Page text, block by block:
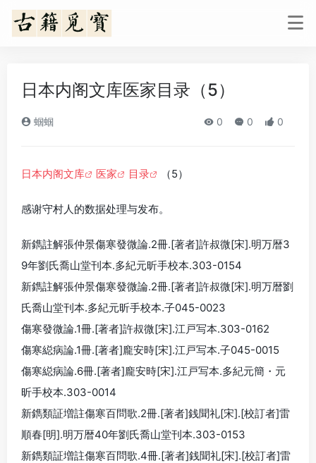
日本内阁文库医家目录（5）
蝈蝈 0 0 0
日本内阁文库 医家 目录 （5）
感谢守村人的数据处理与发布。
新鐫註解張仲景傷寒發微論.2冊.[著者]許叔微[宋].明万暦3
9年劉氏喬山堂刊本.多紀元昕手校本.303-0154
新鐫註解張仲景傷寒發微論.2冊.[著者]許叔微[宋].明万暦劉
氏喬山堂刊本.多紀元昕手校本.子045-0023
傷寒發微論.1冊.[著者]許叔微[宋].江戸写本.303-0162
傷寒縂病論.1冊.[著者]龐安時[宋].江戸写本.子045-0015
傷寒縂病論.6冊.[著者]龐安時[宋].江戸写本.多紀元簡・元
昕手校本.303-0014
新鐫類証増註傷寒百問歌.2冊.[著者]銭聞礼[宋].[校訂者]雷
順春[明].明万暦40年劉氏喬山堂刊本.303-0153
新鐫類証増註傷寒百問歌.4冊.[著者]銭聞礼[宋].[校訂者]雷